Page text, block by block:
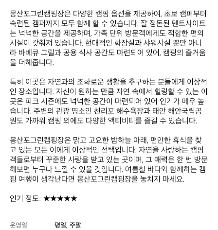
몽산포그린캠핑장은 다양한 캠핑 옵션을 제공하여, 초보 캠퍼부터
숙련된 캠퍼까지 모두 함께 할 수 있습니다. 잘 정돈된 텐트사이트
는 넉넉한 공간을 제공하며, 가족 단위 방문객에게도 적합한 편의
시설이 갖춰져 있습니다. 현대적인 화장실과 샤워시설 뿐만 아니
라 바베큐 그릴과 공용 식사 공간도 마련되어 있어, 캠핑의 즐거움
을 더해줍니다.
특히 이곳은 자연과의 조화로운 생활을 추구하는 분들에게 이상적
인 장소입니다. 자신이 원하는 만큼 자연 속에서 힐링할 수 있는 이
곳은 피크 시즌에도 넉넉한 공간이 마련되어 있어 인기가 매우 높
습니다. 주변의 관광 명소인 천리포 해수욕장과 태안 해안국립공
원도 가까워 캠핑 외에도 다양한 액티비티를 즐길 수 있습니다.
몽산포그린캠핑장은 맑고 고요한 밤하늘 아래, 편안한 휴식을 찾
고 있는 모든 이에게 이상적인 선택입니다. 자연을 사랑하는 캠핑
객들로부터 꾸준한 사랑을 받고 있는 곳이며, 그 매력은 한 번 방문
해보면 누구나 느낄 수 있을 것입니다. 여름철 바다와 함께하는 캠
핑 여행이 생각난다면 몽산포그린캠핑장을 놓치지 마세요.
인기 정도: ★★★★★
운영일
평일, 주말